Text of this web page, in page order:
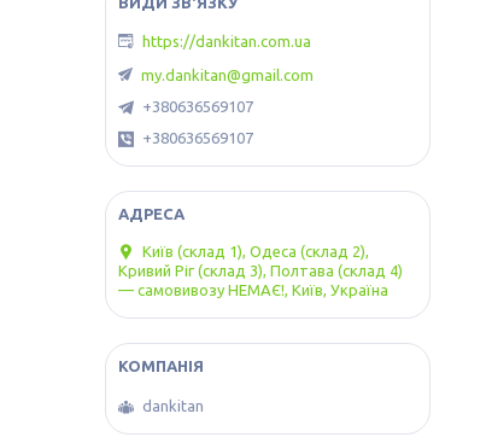
https://dankitan.com.ua
my.dankitan@gmail.com
+380636569107
+380636569107
Київ (склад 1), Одеса (склад 2),
Кривий Ріг (склад 3), Полтава (склад 4)
— самовивозу НЕМАЄ!, Київ, Україна
dankitan